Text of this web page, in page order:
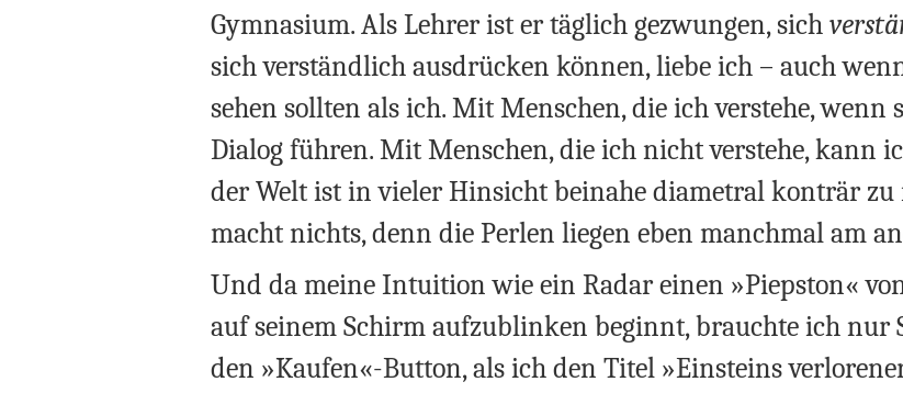
Gymnasium. Als Lehrer ist er täglich gezwungen, sich
sich verständlich ausdrücken können, liebe ich – auch
sehen sollten als ich. Mit Menschen, die ich verstehe, wenn
Dialog führen. Mit Menschen, die ich nicht verstehe, kann
der Welt ist in vieler Hinsicht beinahe diametral konträr zu
macht nichts, denn die Perlen liegen eben manchmal am
Und da meine Intuition wie ein Radar einen »Piepston«
auf seinem Schirm aufzublinken beginnt, brauchte ich nur
den »Kaufen«-Button, als ich den Titel »Einsteins